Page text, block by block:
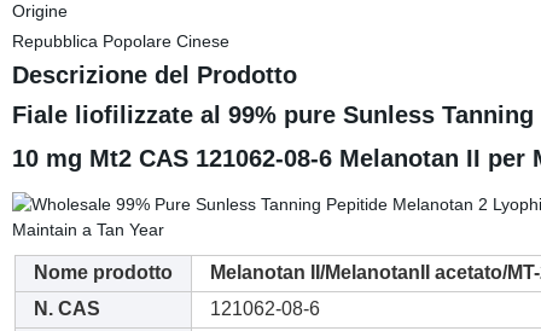
Origine
Repubblica Popolare Cinese
Descrizione del Prodotto
Fiale liofilizzate al 99% pure Sunless
10 mg Mt2 CAS 121062-08-6 Melanotan II
Nome prodotto
Melanotan II/MelanotanII acetato/
N. CAS
121062-08-6